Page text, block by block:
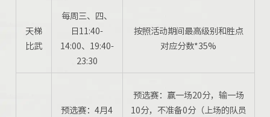
天梯
比武
每周三、四、
日11:40-
14:00、19:40-
23:30
按照活动期间最高级别和胜点
对应分数*35%
预选赛：4月4
预选赛：赢一场20分，输一场
10分，不准备0分（上场的队员